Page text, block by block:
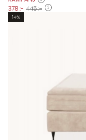
378 :- 445 :-
14%